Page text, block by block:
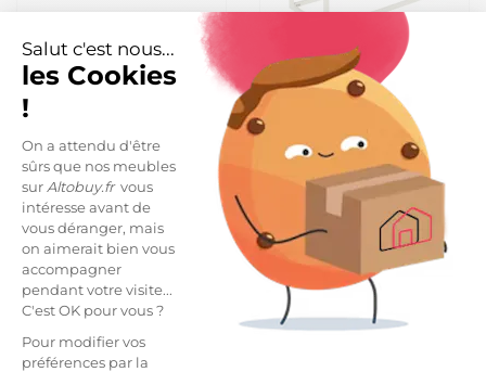
Salut c'est nous...
les Cookies
!
On a attendu d'être
sûrs que nos meubles
sur Altobuy.frvous
intéresse avant de
vous déranger, mais
on aimerait bien vous
accompagner
pendant votre visite...
C'est OK pour vous ?
Pour modifier vos
préférences par la
KARU - Console Aspect
Céramique Grise Pied
Central V
569,99 €
FREJ - Console avec
Plateau Rondins de Bois
Piétement Métal Blanc
59,99 € 100,99 €
Vide entrepôt